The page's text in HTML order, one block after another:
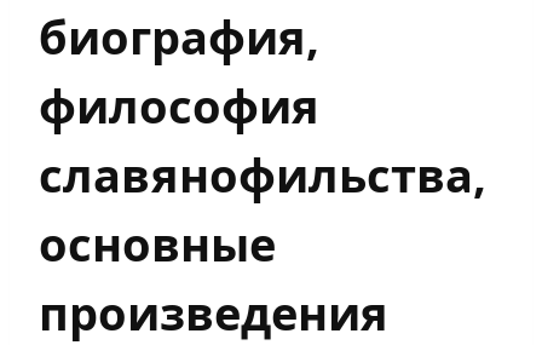
биография,
философия
славянофильства,
основные
произведения